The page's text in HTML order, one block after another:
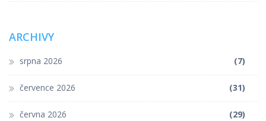
ARCHIVY
srpna 2026 (7)
července 2026 (31)
června 2026 (29)